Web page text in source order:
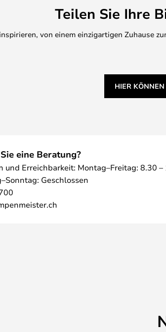
Teilen Sie Ihre
von einem einzigartigen Zuhause
HIER
eine Beratung?
und Erreichbarkeit: Montag–Freitag: 8.30 –
Geschlossen